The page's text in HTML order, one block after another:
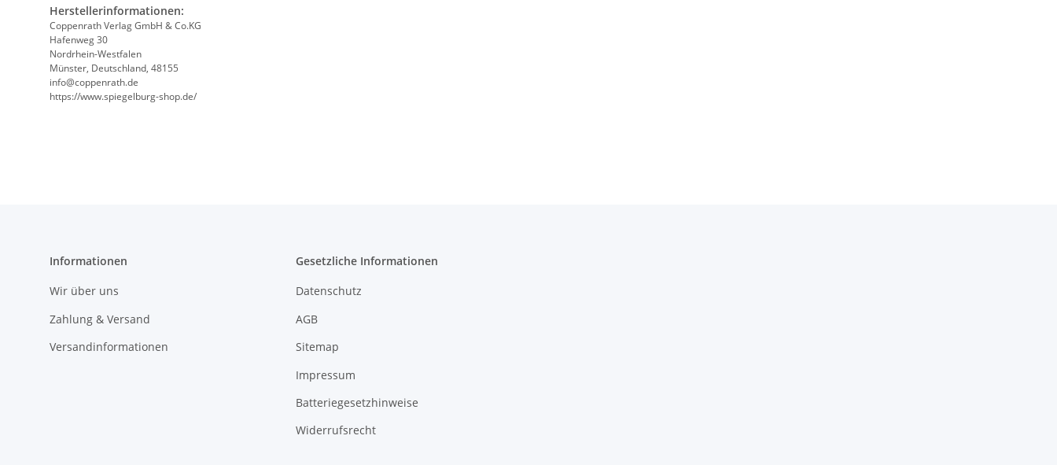
Herstellerinformationen:
Coppenrath Verlag GmbH & Co.KG
Hafenweg 30
Nordrhein-Westfalen
Münster, Deutschland, 48155
info@coppenrath.de
https://www.spiegelburg-shop.de/
Informationen
Wir über uns
Zahlung & Versand
Versandinformationen
Gesetzliche Informationen
Datenschutz
AGB
Sitemap
Impressum
Batteriegesetzhinweise
Widerrufsrecht